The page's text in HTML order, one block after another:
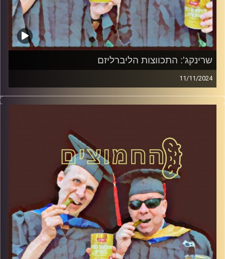
שרינקג': התכווצות הליברליזם
11/11/2024
המערכת הפוליטית על ספת הפסיכולוג, עם פרופסור בועז בן-
דוד ופרופסור גלעד הירשברגר.